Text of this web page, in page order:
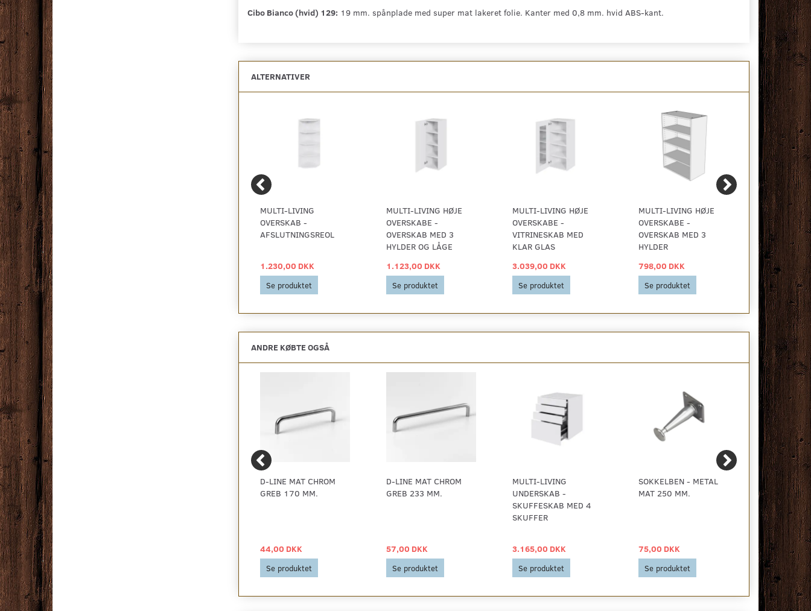
Cibo Bianco (hvid) 129: 19 mm. spånplade med super mat lakeret folie. Kanter med 0,8 mm. hvid ABS-kant.
ALTERNATIVER
MULTI-LIVING HØJE
OVERSKABE -
EMHÆTTE-REOL
1.543,00 DKK
Se produktet
MULTI-LIVING
OVERSKAB -
AFSLUTNINGSREOL
1.230,00 DKK
Se produktet
MULTI-LIVING HØJE
OVERSKABE -
OVERSKAB MED 3
HYLDER OG LÅGE
1.123,00 DKK
Se produktet
MULTI-LIVING HØJE
OVERSKABE -
VITRINESKAB MED
KLAR GLAS
3.039,00 DKK
Se produktet
MULTI-LIVING HØJE
OVERSKABE -
OVERSKAB MED 3
HYLDER
798,00 DKK
Se produktet
MULTI-
EMHÆTTE-
HYLDER
1.653,00
Se
ANDRE KØBTE OGSÅ
MULTI-LIVING
UNDERSKAB -
HJØRNESKAB M. HYLDE
3.972,00 DKK
Se produktet
D-LINE MAT CHROM
GREB 170 MM.
44,00 DKK
Se produktet
D-LINE MAT CHROM
GREB 233 MM.
57,00 DKK
Se produktet
MULTI-LIVING
UNDERSKAB -
SKUFFESKAB MED 4
SKUFFER
3.165,00 DKK
Se produktet
SOKKELBEN - METAL
MAT 250 MM.
75,00 DKK
Se produktet
BØRSTET
98,00 DKK
Se